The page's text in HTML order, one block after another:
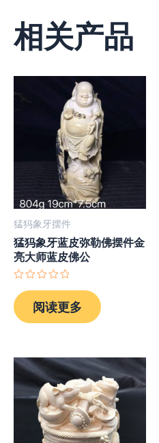
相关产品
猛犸象牙摆件
猛犸象牙蓝皮弥勒佛摆件金
亮大师蓝皮佛公
分
0
&sol;
阅读更多